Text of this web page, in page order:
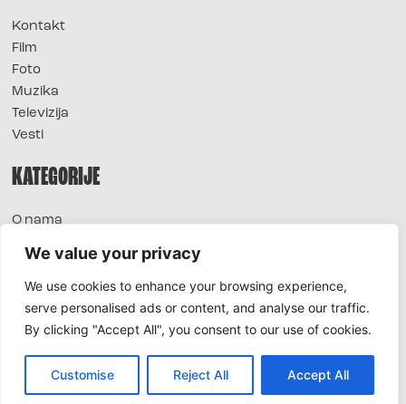
We value your privacy
We use cookies to enhance your browsing experience,
serve personalised ads or content, and analyse our traffic.
By clicking "Accept All", you consent to our use of cookies.
Customise Reject All Accept All
Kontakt
Film
Foto
Muzika
Televizija
Vesti
KATEGORIJE
O nama
Extra
Foto
Moda
TV
Horoskop